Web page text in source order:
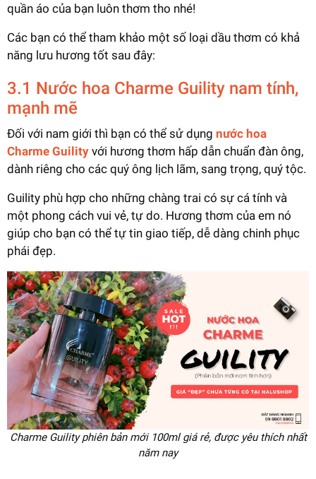
quần áo của bạn luôn thơm tho nhé!
Các bạn có thể tham khảo một số loại dầu thơm có khả
năng lưu hương tốt sau đây:
3.1 Nước hoa Charme Guility nam tính,
mạnh mẽ
Đối với nam giới thì bạn có thể sử dụng nước hoa
Charme Guility với hương thơm hấp dẫn chuẩn đàn ông,
dành riêng cho các quý ông lịch lãm, sang trọng, quý tộc.
Guility phù hợp cho những chàng trai có sự cá tính và
một phong cách vui vẻ, tự do. Hương thơm của em nó
giúp cho bạn có thể tự tin giao tiếp, dễ dàng chinh phục
phái đẹp.
Charme Guility phiên bản mới 100ml giá rẻ, được yêu thích nhất
năm nay